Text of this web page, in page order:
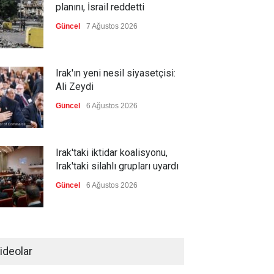
planını, İsrail reddetti
Güncel 7 Ağustos 2026
Irak'ın yeni nesil siyasetçisi:
Ali Zeydi
Güncel 6 Ağustos 2026
Irak'taki iktidar koalisyonu,
Irak'taki silahlı grupları uyardı
Güncel 6 Ağustos 2026